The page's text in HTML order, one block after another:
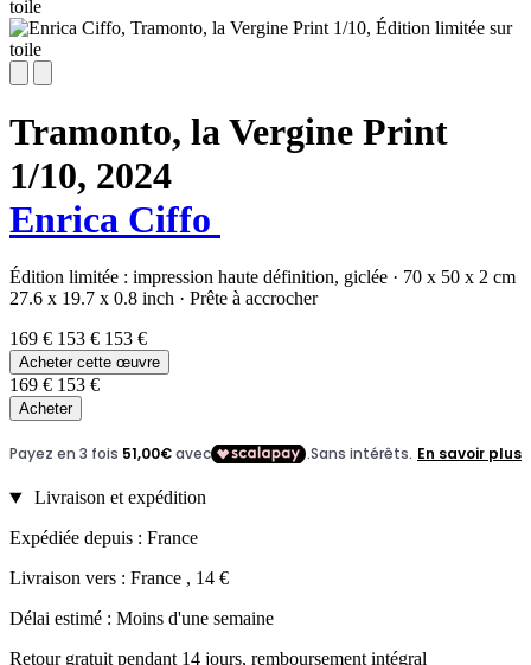
Tramonto, la Vergine Print
1/10, 2024
Enrica Ciffo
Édition limitée : impression haute définition, giclée · 70 x 50 x 2 cm
27.6 x 19.7 x 0.8 inch · Prête à accrocher
169 € 153 € 153 €
Acheter cette œuvre
169 € 153 €
Acheter
Livraison et expédition
Expédiée depuis : France
Livraison vers : France , 14 €
Délai estimé : Moins d'une semaine
Retour gratuit pendant 14 jours, remboursement intégral